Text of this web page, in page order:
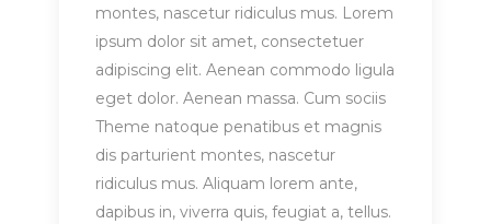
montes, nascetur ridiculus mus. Lorem
ipsum dolor sit amet, consectetuer
adipiscing elit. Aenean commodo ligula
eget dolor. Aenean massa. Cum sociis
Theme natoque penatibus et magnis
dis parturient montes, nascetur
ridiculus mus. Aliquam lorem ante,
dapibus in, viverra quis, feugiat a, tellus.